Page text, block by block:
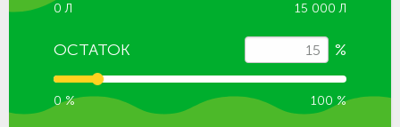
0 Л 15 000 Л
ОСТАТОК %
0 % 100 %